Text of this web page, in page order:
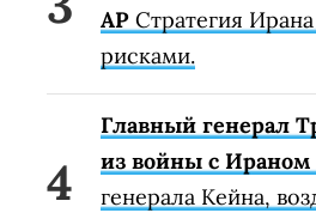
AP Стратегия
рисками.
Главный генерал
из войны с Ираном
генерала Кейна,